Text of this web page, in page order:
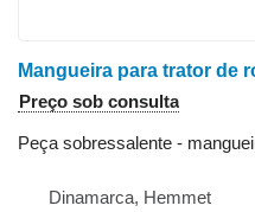
Mangueira para trator de
Preço sob consulta
Peça sobressalente -
Dinamarca, Hemmet